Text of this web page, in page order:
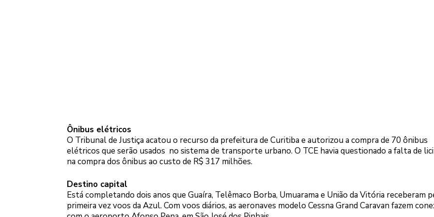
Ônibus elétricos
O Tribunal de Justiça acatou o recurso da prefeitura de Curitiba e autorizou a compra de 70 ônibus
elétricos que serão usados no sistema de transporte urbano. O TCE havia questionado a falta de
na compra dos ônibus ao custo de R$ 317 milhões.
Destino capital
Está completando dois anos que Guaíra, Telêmaco Borba, Umuarama e União da Vitória receberam
primeira vez voos da Azul. Com voos diários, as aeronaves modelo Cessna Grand Caravan fazem